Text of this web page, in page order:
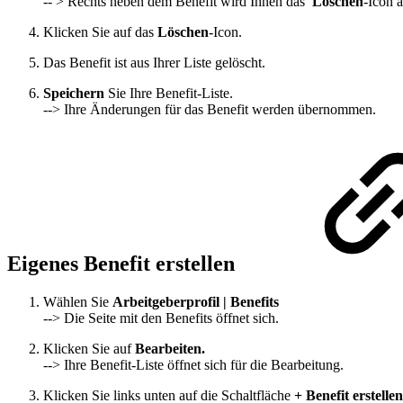
Klicken Sie auf das Löschen-Icon.
Das Benefit ist aus Ihrer Liste gelöscht.
Speichern Sie Ihre Benefit-Liste.
--> Ihre Änderungen für das Benefit werden übernommen.
Eigenes Benefit erstellen
Wählen Sie Arbeitgeberprofil | Benefits
--> Die Seite mit den Benefits öffnet sich.
Klicken Sie aufBearbeiten.
--> Ihre Benefit-Liste öffnet sich für die Bearbeitung.
Klicken Sie links unten auf die Schaltfläche + Benefit